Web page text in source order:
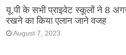
यू.पी के सभी प्राइवेट स्कूलों ने 8
रखने का किया एलान जाने वजह
August 7, 2023